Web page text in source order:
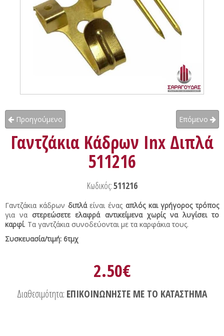
Προηγούμενο Επόμενο
Γαντζάκια Κάδρων Inx Διπλά
511216
Κωδικός:511216
Γαντζάκια κάδρων διπλά είναι ένας απλός και γρήγορος τρόπος
για ναστερεώσετε ελαφρά αντικείμενα χωρίς να λυγίσει το
καρφί. Τα γαντζάκια συνοδεύονται με τα καρφάκια τους.
Συσκευασία/τιμή: 6τμχ
2.50€
Διαθεσιμότητα: ΕΠΙΚΟΙΝΩΝΗΣΤΕ ΜΕ ΤΟ ΚΑΤΑΣΤΗΜΑ